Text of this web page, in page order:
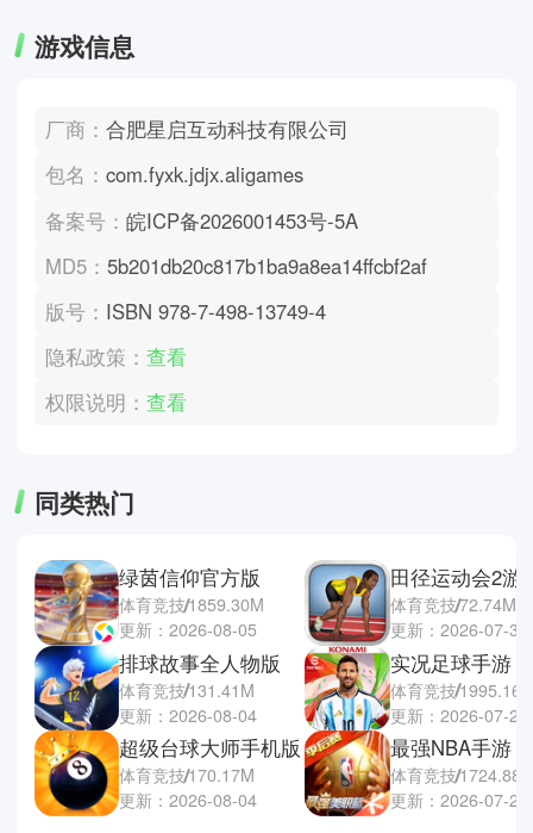
游戏信息
厂商：合肥星启互动科技有限公司
包名：com.fyxk.jdjx.aligames
备案号：皖ICP备2026001453号-5A
MD5： 5b201db20c817b1ba9a8ea14ffcbf2af
版号： ISBN 978-7-498-13749-4
隐私政策：查看
权限说明：查看
同类热门
绿茵信仰官方版
体育竞技1859.30M
更新：2026-08-05
排球故事全人物版
体育竞技131.41M
更新：2026-08-04
超级台球大师手机版
体育竞技170.17M
更新：2026-08-04
田径运动会2游
体育竞技72.74M
更新：2026-07-31
实况足球手游
体育竞技
更新：2026-07-29
最强NBA手游
体育竞技
更新：2026-07-27